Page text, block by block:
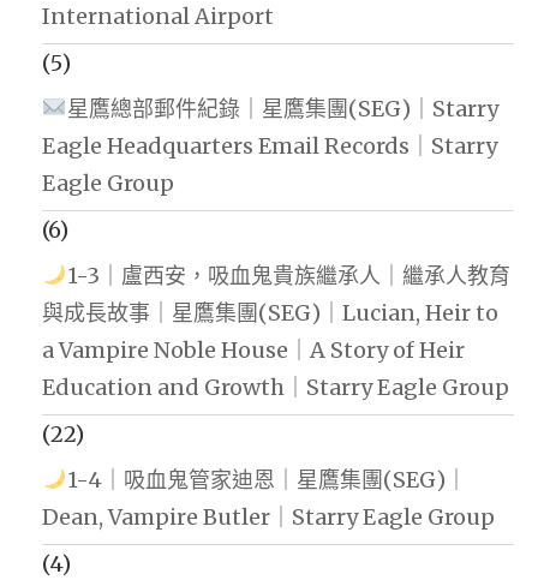
International Airport
(5)
星鷹總部郵件紀錄｜星鷹集團(SEG)｜Starry
Eagle Headquarters Email Records｜Starry
Eagle Group
(6)
1-3｜盧西安，吸血鬼貴族繼承人｜繼承人教育
與成長故事｜星鷹集團(SEG)｜Lucian, Heir to
a Vampire Noble House｜A Story of Heir
Education and Growth｜Starry Eagle Group
(22)
1-4｜吸血鬼管家迪恩｜星鷹集團(SEG)｜
Dean, Vampire Butler｜Starry Eagle Group
(4)